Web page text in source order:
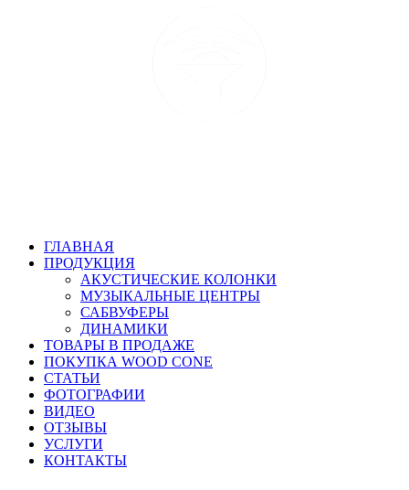
ГЛАВНАЯ
ПРОДУКЦИЯ
АКУСТИЧЕСКИЕ КОЛОНКИ
МУЗЫКАЛЬНЫЕ ЦЕНТРЫ
САБВУФЕРЫ
ДИНАМИКИ
ТОВАРЫ В ПРОДАЖЕ
ПОКУПКА WOOD CONE
СТАТЬИ
ФОТОГРАФИИ
ВИДЕО
ОТЗЫВЫ
УСЛУГИ
КОНТАКТЫ